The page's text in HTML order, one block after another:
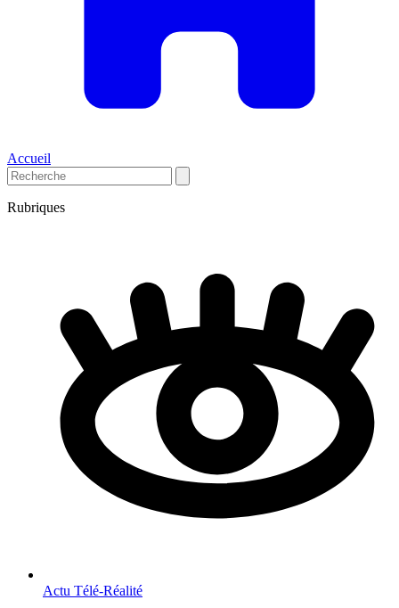
Accueil
Rubriques
Actu Télé-Réalité